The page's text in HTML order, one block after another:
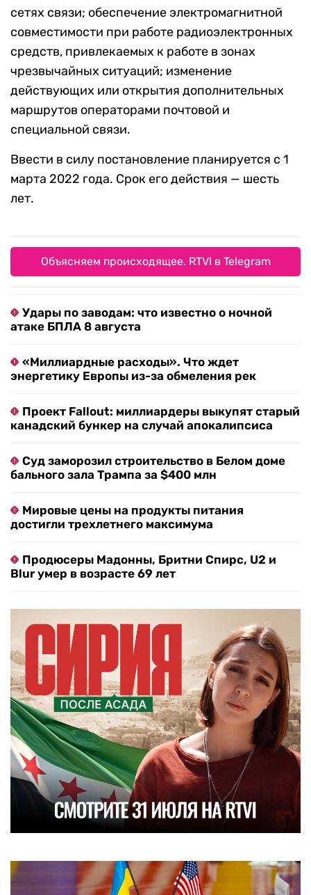
сетях связи; обеспечение электромагнитной
совместимости при работе радиоэлектронных
средств, привлекаемых к работе в зонах
чрезвычайных ситуаций; изменение
действующих или открытия дополнительных
маршрутов операторами почтовой и
специальной связи.
Ввести в силу постановление планируется с 1
марта 2022 года. Срок его действия — шесть
лет.
Объясняем происходящее. RTVI в Telegram
Удары по заводам: что известно о ночной
атаке БПЛА 8 августа
«Миллиардные расходы». Что ждет
энергетику Европы из-за обмеления рек
Проект Fallout: миллиардеры выкупят старый
канадский бункер на случай апокалипсиса
Суд заморозил строительство в Белом доме
бального зала Трампа за $400 млн
Мировые цены на продукты питания
достигли трехлетнего максимума
Продюсеры Мадонны, Бритни Спирс, U2 и
Blur умер в возрасте 69 лет